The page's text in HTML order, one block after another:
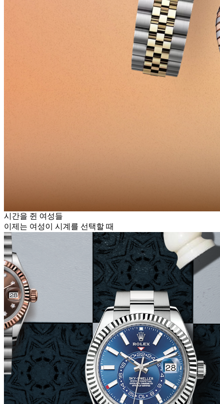
시간을 쥔 여성들
이제는 여성이 시계를 선택할 때